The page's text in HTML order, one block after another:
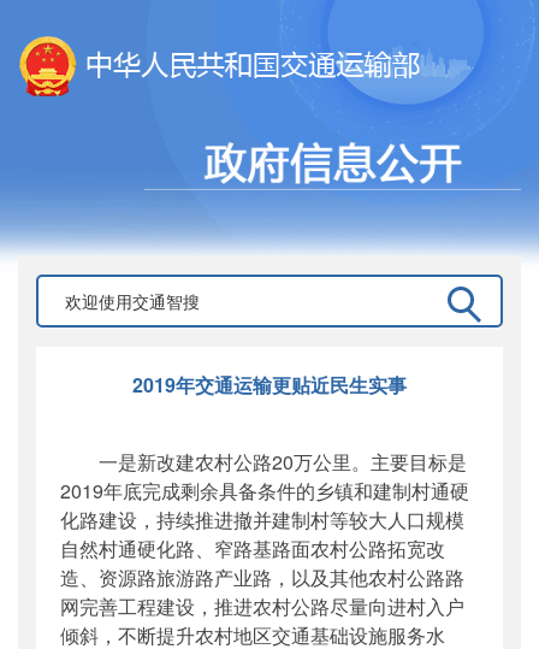
2019年交通运输更贴近民生实事
一是新改建农村公路20万公里。主要目标是
2019年底完成剩余具备条件的乡镇和建制村通硬
化路建设，持续推进撤并建制村等较大人口规模
自然村通硬化路、窄路基路面农村公路拓宽改
造、资源路旅游路产业路，以及其他农村公路路
网完善工程建设，推进农村公路尽量向进村入户
倾斜，不断提升农村地区交通基础设施服务水